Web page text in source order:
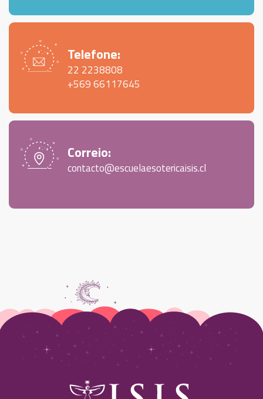
Telefone:
22 2238808
+569 66117645
Correio:
contacto@escuelaesotericaisis.cl